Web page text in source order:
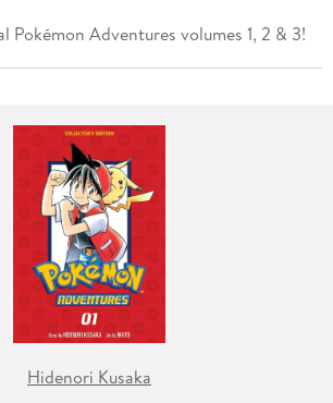
Pokémon Adventures volumes 1, 2 & 3!
Hidenori Kusaka